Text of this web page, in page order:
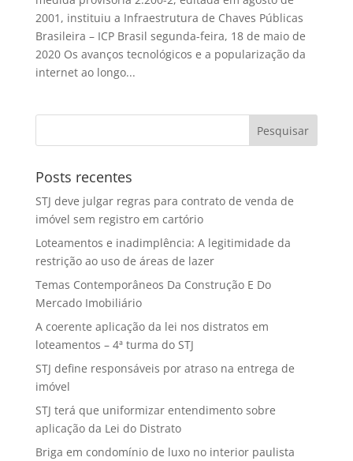
2001, instituiu a Infraestrutura de Chaves Públicas
Brasileira – ICP Brasil segunda-feira, 18 de maio de
2020 Os avanços tecnológicos e a popularização da
internet ao longo...
Posts recentes
STJ deve julgar regras para contrato de venda de
imóvel sem registro em cartório
Loteamentos e inadimplência: A legitimidade da
restrição ao uso de áreas de lazer
Temas Contemporâneos Da Construção E Do
Mercado Imobiliário
A coerente aplicação da lei nos distratos em
loteamentos – 4ª turma do STJ
STJ define responsáveis por atraso na entrega de
imóvel
STJ terá que uniformizar entendimento sobre
aplicação da Lei do Distrato
Briga em condomínio de luxo no interior paulista